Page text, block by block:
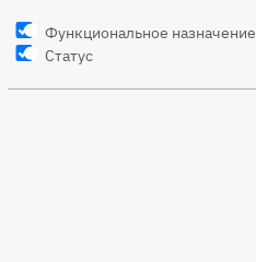
Функциональное назначение
Статус